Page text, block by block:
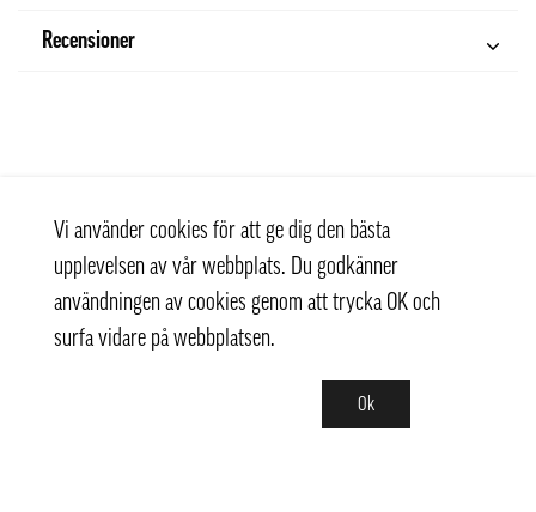
Recensioner
Vi använder cookies för att ge dig den bästa
upplevelsen av vår webbplats. Du godkänner
användningen av cookies genom att trycka OK och
surfa vidare på webbplatsen.
Ok